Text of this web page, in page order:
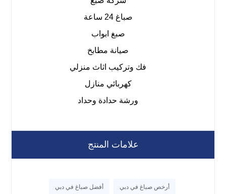
صباغ 24 ساعة
صبغ ابواب
صيانة مطابخ
فك وتركيب اثاث منزلي
كهربائي منازل
ورشة حدادة وحداد
علامات المنتج
أرخص صباغ في دبي أفضل صباغ في دبي